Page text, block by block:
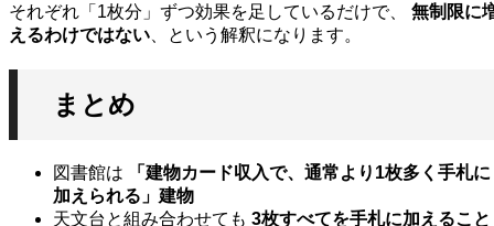
それぞれ「1枚分」ずつ効果を足しているだけで、 無制限に
えるわけではない 、という解釈になります。
まとめ
図書館は
「建物カード収入で、通常より1枚多く手札に
加えられる」建物
天文台と組み合わせても 3枚すべてを手札に加えること